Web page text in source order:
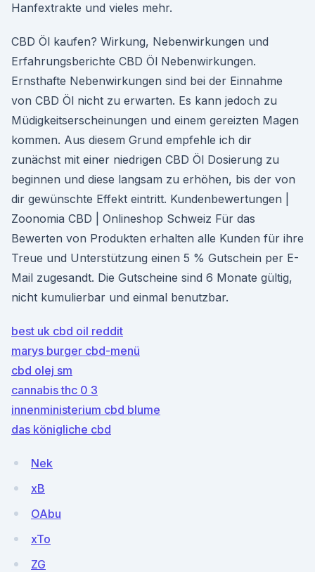
Hanfextrakte und vieles mehr.
CBD Öl kaufen? Wirkung, Nebenwirkungen und
Erfahrungsberichte CBD Öl Nebenwirkungen.
Ernsthafte Nebenwirkungen sind bei der Einnahme
von CBD Öl nicht zu erwarten. Es kann jedoch zu
Müdigkeitserscheinungen und einem gereizten Magen
kommen. Aus diesem Grund empfehle ich dir
zunächst mit einer niedrigen CBD Öl Dosierung zu
beginnen und diese langsam zu erhöhen, bis der von
dir gewünschte Effekt eintritt. Kundenbewertungen |
Zoonomia CBD | Onlineshop Schweiz Für das
Bewerten von Produkten erhalten alle Kunden für ihre
Treue und Unterstützung einen 5 % Gutschein per E-
Mail zugesandt. Die Gutscheine sind 6 Monate gültig,
nicht kumulierbar und einmal benutzbar.
best uk cbd oil reddit
marys burger cbd-menü
cbd olej sm
cannabis thc 0 3
innenministerium cbd blume
das königliche cbd
Nek
xB
OAbu
xTo
ZG